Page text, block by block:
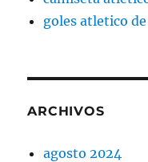
goles atletico
ARCHIVOS
agosto 2024